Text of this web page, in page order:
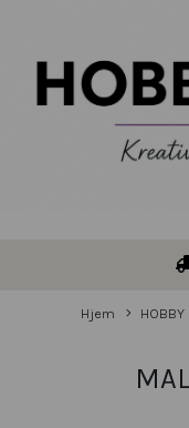
Hjem HOBBY